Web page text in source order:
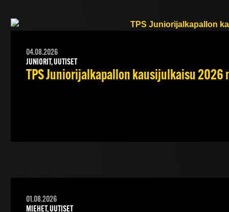
04.08.2026
JUNIORIT, UUTISET
TPS Juniorijalkapallon kausijulkaisu 2026
01.08.2026
MIEHET, UUTISET